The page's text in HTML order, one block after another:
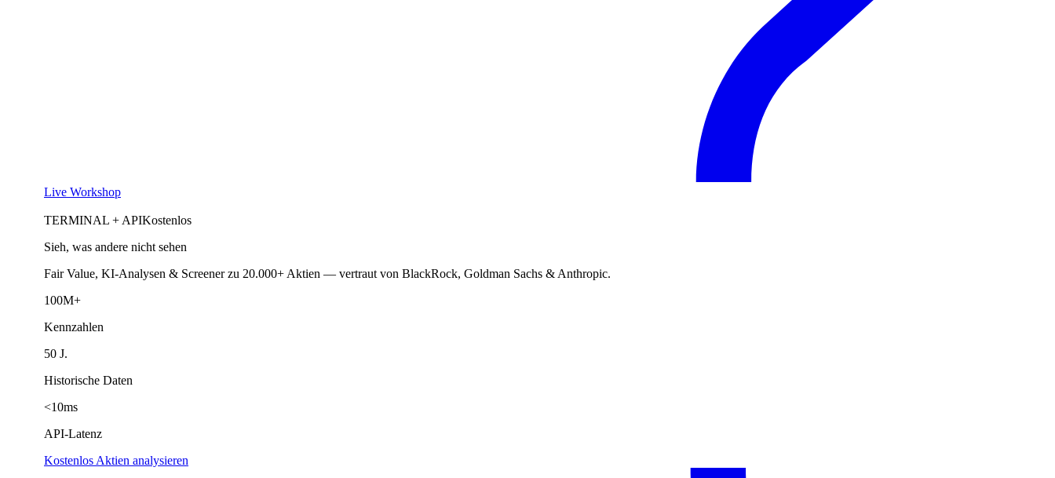
Live Workshop
TERMINAL + APIKostenlos
Sieh, was andere nicht sehen
Fair Value, KI-Analysen & Screener zu 20.000+ Aktien — vertraut von BlackRock, Goldman Sachs & Anthropic.
100M+
Kennzahlen
50 J.
Historische Daten
<10ms
API-Latenz
Kostenlos Aktien analysieren